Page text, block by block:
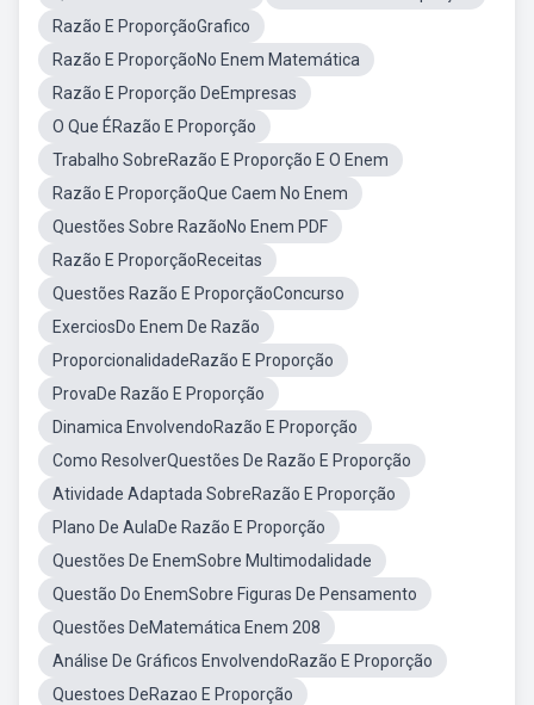
Razão E ProporçãoGrafico
Razão E ProporçãoNo Enem Matemática
Razão E Proporção DeEmpresas
O Que ÉRazão E Proporção
Trabalho SobreRazão E Proporção E O Enem
Razão E ProporçãoQue Caem No Enem
Questões Sobre RazãoNo Enem PDF
Razão E ProporçãoReceitas
Questões Razão E ProporçãoConcurso
ExerciosDo Enem De Razão
ProporcionalidadeRazão E Proporção
ProvaDe Razão E Proporção
Dinamica EnvolvendoRazão E Proporção
Como ResolverQuestões De Razão E Proporção
Atividade Adaptada SobreRazão E Proporção
Plano De AulaDe Razão E Proporção
Questões De EnemSobre Multimodalidade
Questão Do EnemSobre Figuras De Pensamento
Questões DeMatemática Enem 208
Análise De Gráficos EnvolvendoRazão E Proporção
Questoes DeRazao E Proporção